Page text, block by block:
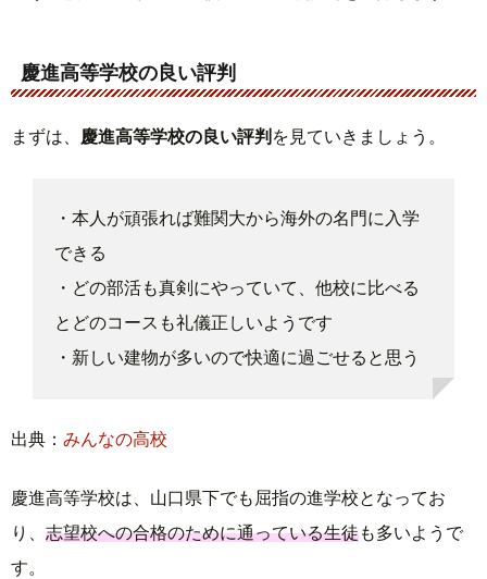
慶進高等学校の良い評判
まずは、 慶進高等学校の良い評判を見ていきましょう。
・本人が頑張れば難関大から海外の名門に入学
できる
・どの部活も真剣にやっていて、他校に比べる
とどのコースも礼儀正しいようです
・新しい建物が多いので快適に過ごせると思う
出典： みんなの高校
慶進高等学校は、山口県下でも屈指の進学校となってお
り、 志望校への合格のために通っている生徒も多いようで
す。